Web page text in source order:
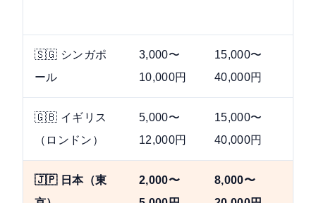
🇸🇬 シンガポ
ール
3,000〜
10,000円
15,000〜
40,000円
🇬🇧 イギリス
（ロンドン）
5,000〜
12,000円
15,000〜
40,000円
🇯🇵 日本（東
2,000〜
8,000〜